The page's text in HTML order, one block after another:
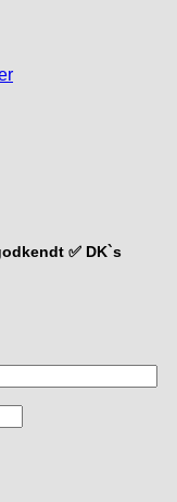
✅ DK`s